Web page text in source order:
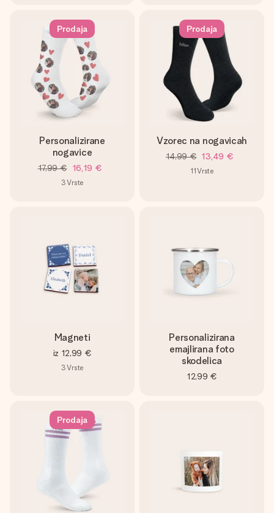
Prodaja
Personalizirane
nogavice
17,99 € 16,19 €
3Vrste
Prodaja
Vzorec na nogavicah
14,99 € 13,49 €
11Vrste
Magneti
iz 12,99 €
3Vrste
Personalizirana
emajlirana foto
skodelica
12,99 €
Prodaja